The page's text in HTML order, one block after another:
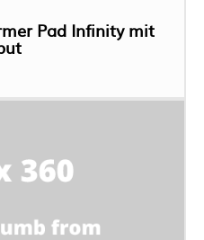
Pad Infinity mit